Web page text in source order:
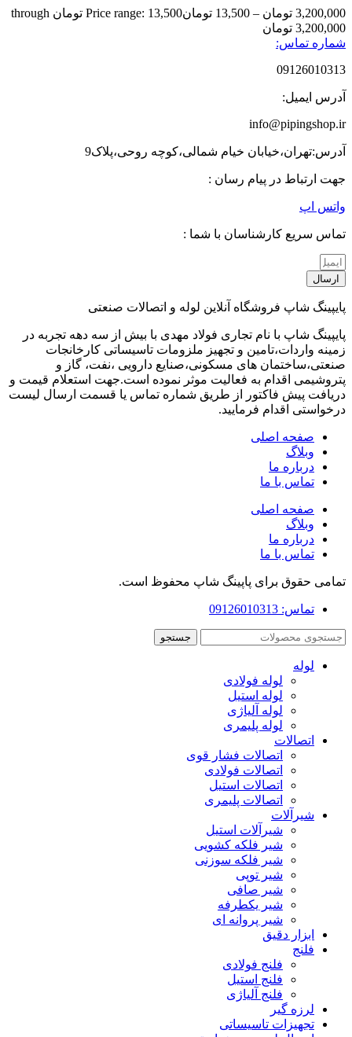
3,200,000 تومان –
13,500 تومان
Price range: 13,500 تومان through
3,200,000 تومان
شماره تماس:
09126010313
آدرس ایمیل:
info@pipingshop.ir
آدرس:تهران،خیابان خیام شمالی،کوچه روحی،پلاک9
جهت ارتباط در پیام رسان :
واتس اپ
تماس سریع کارشناسان با شما :
ارسال
پایپینگ شاپ فروشگاه آنلاین لوله و اتصالات صنعتی
پایپینگ شاپ با نام تجاری فولاد مهدی با بیش از سه دهه تجربه در
زمینه واردات،تامین و تجهیز ملزومات تاسیساتی کارخانجات
صنعتی،ساختمان های مسکونی،صنایع دارویی ،نفت، گاز و
پتروشیمی اقدام به فعالیت موثر نموده است.جهت استعلام قیمت و
دریافت پیش فاکتور از طریق شماره تماس یا قسمت ارسال لیست
درخواستی اقدام فرمایید.
صفحه اصلی
وبلاگ
درباره ما
تماس با ما
صفحه اصلی
وبلاگ
درباره ما
تماس با ما
تمامی حقوق برای پاپینگ شاپ محفوظ است.
تماس: 09126010313
جستجو
لوله
لوله فولادی
لوله استیل
لوله آلیاژی
لوله پلیمری
اتصالات
اتصالات فشار قوی
اتصالات فولادی
اتصالات استیل
اتصالات پلیمری
شیرآلات
شیرآلات استیل
شیر فلکه کشویی
شیر فلکه سوزنی
شیر توپی
شیر صافی
شیر یکطرفه
شیر پروانه ای
ابزار دقیق
فلنج
فلنج فولادی
فلنج استیل
فلنج آلیاژی
لرزه گیر
تجهیزات تاسیساتی